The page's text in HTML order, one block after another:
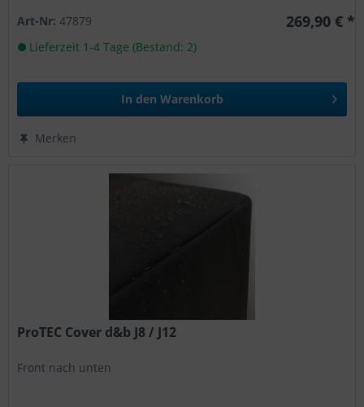
Art-Nr:47879 269,90 € *
Lieferzeit 1-4 Tage (Bestand: 2)
In den Warenkorb
Merken
ProTEC Cover d&b J8 / J12
Front nach unten